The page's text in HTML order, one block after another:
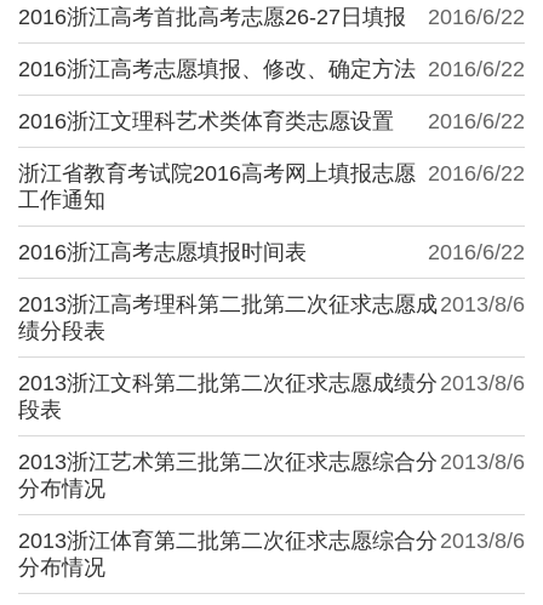
2016/6/22
2016浙江高考首批高考志愿26-27日填报
2016/6/22
2016浙江高考志愿填报、修改、确定方法
2016/6/22
2016浙江文理科艺术类体育类志愿设置
2016/6/22
浙江省教育考试院2016高考网上填报志愿
工作通知
2016/6/22
2016浙江高考志愿填报时间表
2013/8/6
2013浙江高考理科第二批第二次征求志愿成
绩分段表
2013/8/6
2013浙江文科第二批第二次征求志愿成绩分
段表
2013/8/6
2013浙江艺术第三批第二次征求志愿综合分
分布情况
2013/8/6
2013浙江体育第二批第二次征求志愿综合分
分布情况